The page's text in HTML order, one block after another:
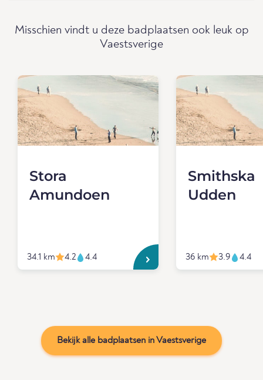
Misschien vindt u deze badplaatsen ook leuk op
Vaestsverige
Stora
Amundoen
34.1 km 4.2 4.4
Smithska
Udden
36 km 3.9 4.4
Bekijk alle badplaatsen in Vaestsverige